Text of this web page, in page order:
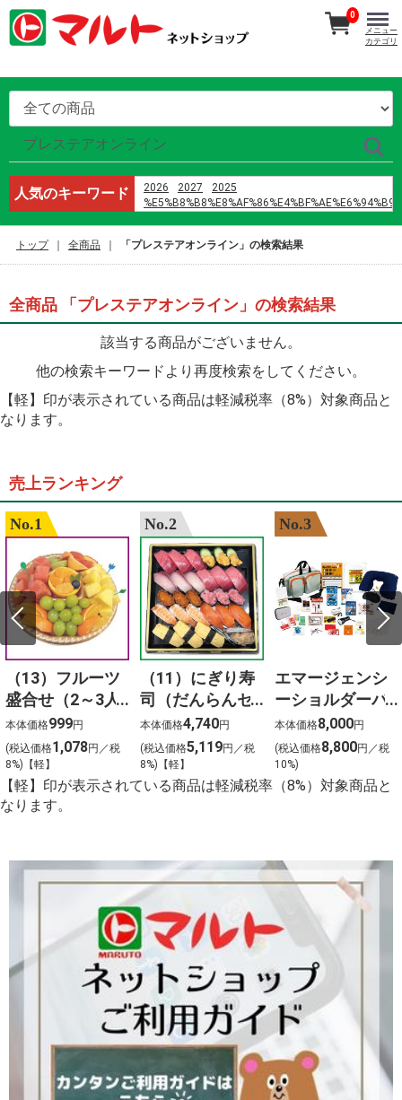
人気のキーワード 2026 2027
2025
%E5%B8%B8%E8%AF%86%E4%BF%AE%E6%94%B9
h%E6%96%87 %E4%B8%8D3p
%D9%85%D8%A7%D9%86%D9%87%D9%88%D8%A7
%D9%8A%D8%A7%D9%88%D9%8A
%D8%A7%D9%84%D9%86%D8%B5%D9%84
%D8%A7%D9%84%D9%81%D8%B5%D9%84 42
%E8%A3%8F%E8%A1%A8
%E3%81%8B%E3%81%A4%E3%81%BE%E3%82%93
ardbeg y2k %E8%92%B8%E7%95%99%E6%89%80
%E6%A5%BD%E5%BF%83
%E8%B0%B7%E4%B8%8A
%E4%BA%88%E7%B4%84
n%E1%BA%BFu bi%E1%BA%BFt tr%C4%83m
n%C4%83m l%C3%A0 h%E1%BB%AFu
h%E1%BA%A1n
%E6%9D%AD%E5%B7%9E
%E5%A4%96%E5%A9%86%E5%AE%B6
%E8%8F%9C%E5%8D%95
0
メニュー
カテゴリ
トップ 全商品 「プレステアオンライン」の検索結果
全商品 「プレステアオンライン」の検索結果
該当する商品がございません。
他の検索キーワードより再度検索をしてください。
【軽】印が表示されている商品は軽減税率（8%）対象商品と
なります。
売上ランキング
No.1
（13）フルーツ
盛合せ（2～3人
前）
本体価格999円
(税込価格1,078円／税
8%)【軽】
No.2
（11）にぎり寿
司（だんらんセ
ット）3人前
本体価格4,740円
(税込価格5,119円／税
8%)【軽】
No.3
エマージェンシ
ーショルダーバ
ッグ24点セット
本体価格8,000円
(税込価格8,800円／税
10%)
【軽】印が表示されている商品は軽減税率（8%）対象商品と
なります。